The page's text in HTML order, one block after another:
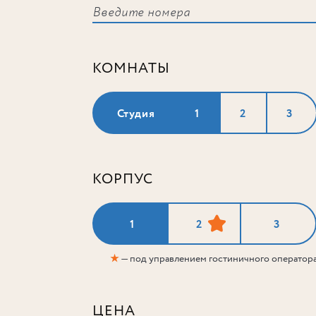
КОМНАТЫ
Студия 1 2 3
КОРПУС
1 2 3
★— под управлением гостиничного
ЦЕНА